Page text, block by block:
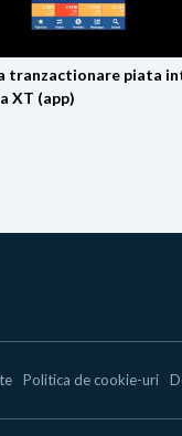
tranzactionare piata
XT (app)
Politica de cookie-uri